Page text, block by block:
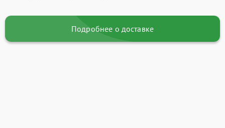
Подробнее о доставке